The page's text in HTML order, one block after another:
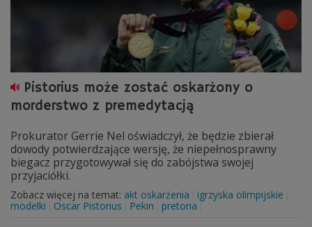
Pistorius może zostać oskarżony o
morderstwo z premedytacją
Prokurator Gerrie Nel oświadczył, że będzie zbierał
dowody potwierdzające wersję, że niepełnosprawny
biegacz przygotowywał się do zabójstwa swojej
przyjaciółki.
Zobacz więcej na temat: akt oskarżenia
igrzyska olimpijskie
modelki
Oscar Pistorius Pekin pretoria